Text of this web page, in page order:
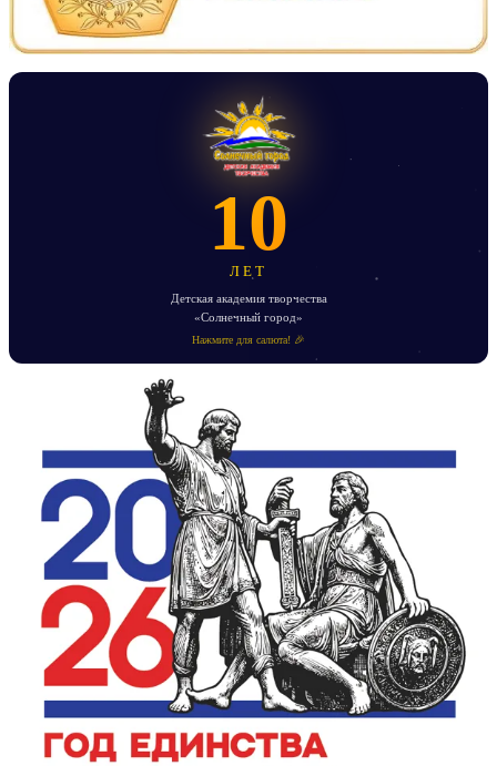
10
ЛЕТ
Детская академия творчества
«Солнечный город»
Нажмите для салюта! 🎉